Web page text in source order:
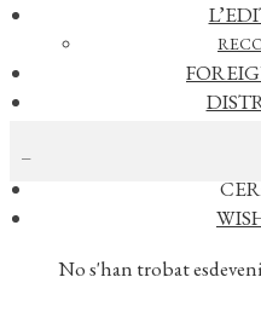
CERCAR NOTÍCIES
AGENDA
No s'han trobat